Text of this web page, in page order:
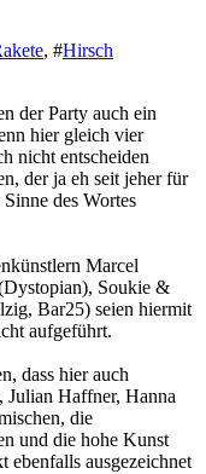
, #Hirsch
der Party auch ein
hier gleich vier
nicht entscheiden
der ja eh seit jeher für
des Wortes
Marcel
Soukie &
Bar25) seien hiermit
aufgeführt.
dass hier auch
Julian Haffner, Hanna
die
und die hohe Kunst
ebenfalls ausgezeichnet